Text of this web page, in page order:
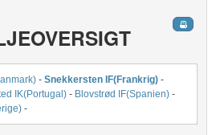
-Snekkersten IF(Frankrig) -
IK(Portugal) - Blovstrød IF(Spanien) -
-